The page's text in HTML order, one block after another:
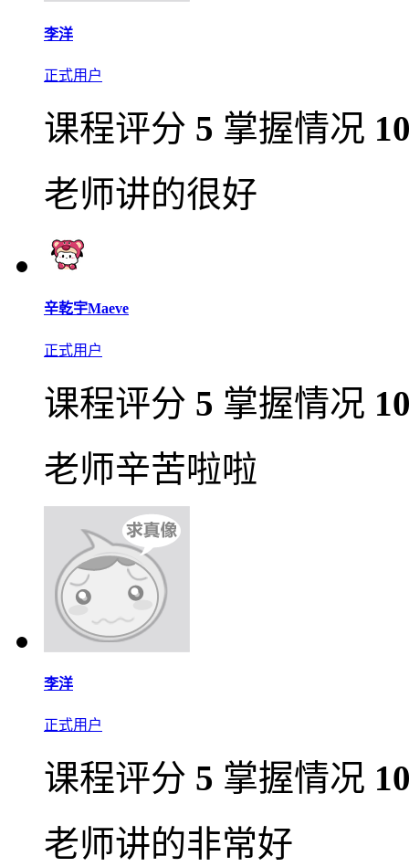
李洋
正式用户
课程评分 5 掌握情况
老师讲的很好
辛乾宇Maeve
正式用户
课程评分 5 掌握情况
老师辛苦啦啦
李洋
正式用户
课程评分 5 掌握情况
老师讲的非常好